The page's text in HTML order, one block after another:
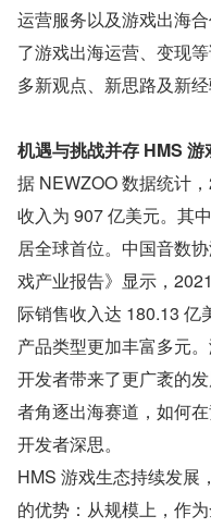
运营服务以及游戏出海
了游戏出海运营、变现
多新观点、新思路及新经
机遇与挑战并存 HMS
据 NEWZOO 数据统计
收入为 907 亿美元。其
居全球首位。中国音数
戏产业报告》显示，
际销售收入达 180.13 亿
产品类型更加丰富多元
开发者带来了更广袤的
者角逐出海赛道，如何
开发者深思。
HMS 游戏生态持续发展
的优势：从规模上，作